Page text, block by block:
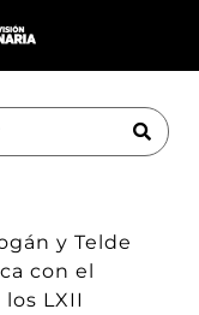
y Telde
con el
LXII